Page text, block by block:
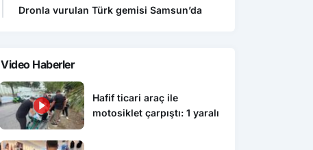
Dronla vurulan Türk gemisi Samsun’da
Video Haberler
Hafif ticari araç ile
motosiklet çarpıştı: 1 yaralı